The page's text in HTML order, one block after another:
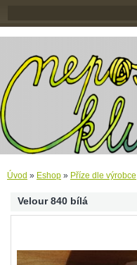
Úvod » Eshop » Příze dle výrobce
Velour 840 bílá